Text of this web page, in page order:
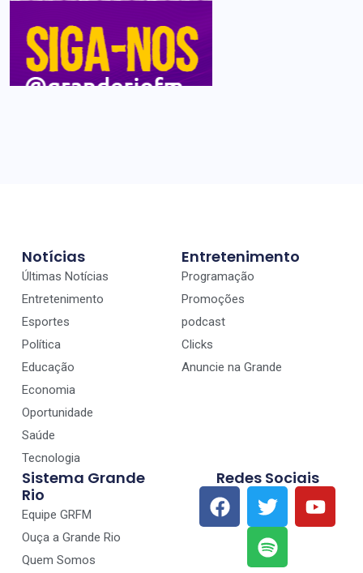
Notícias
Últimas Notícias
Entretenimento
Esportes
Política
Educação
Economia
Oportunidade
Saúde
Tecnologia
Entretenimento
Programação
Promoções
podcast
Clicks
Anuncie na Grande
Sistema Grande
Rio
Equipe GRFM
Ouça a Grande Rio
Quem Somos
Redes Sociais